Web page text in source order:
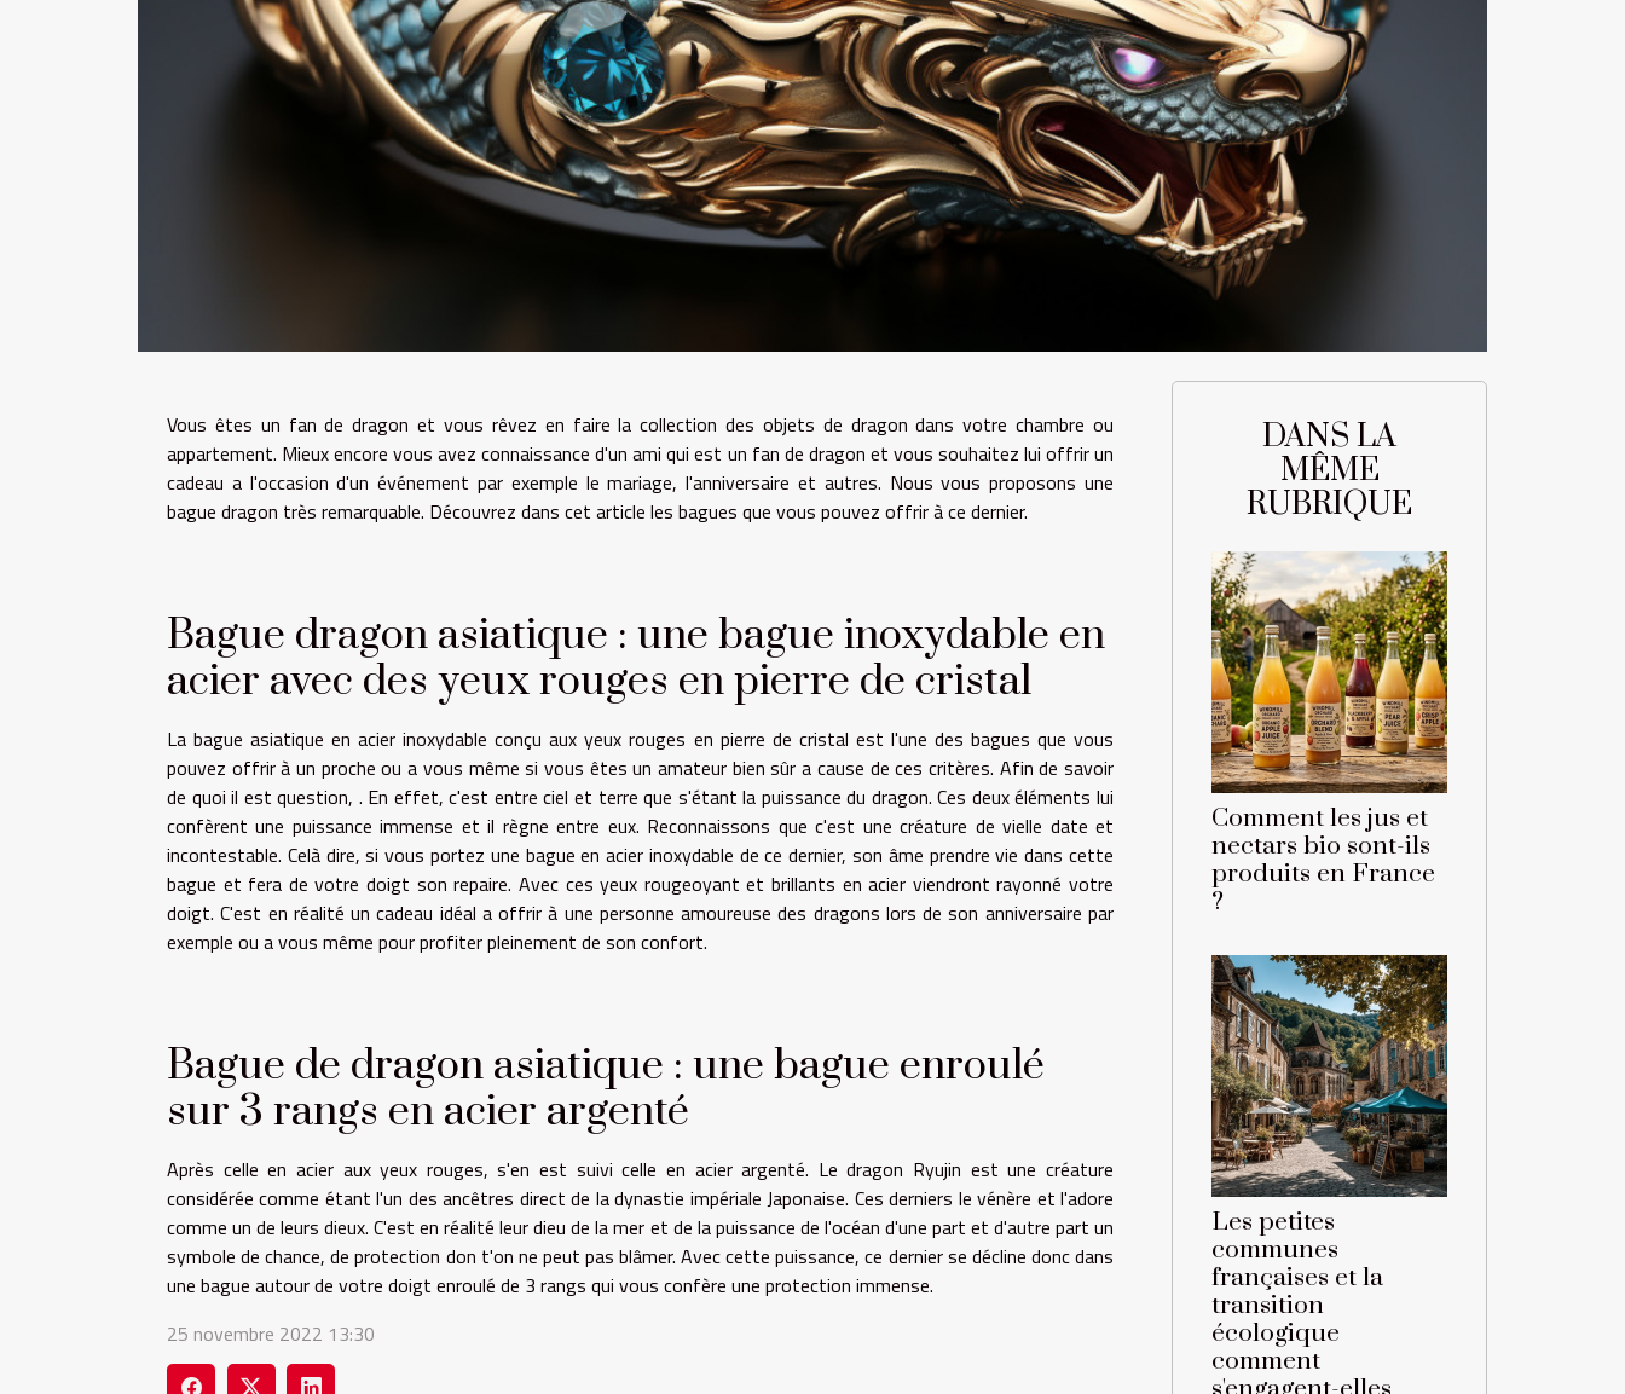
Vous êtes un fan de dragon et vous rêvez en faire la collection des objets de dragon dans votre chambre ou
appartement. Mieux encore vous avez connaissance d'un ami qui est un fan de dragon et vous souhaitez lui offrir un
cadeau a l'occasion d'un événement par exemple le mariage, l'anniversaire et autres. Nous vous proposons une
bague dragon très remarquable. Découvrez dans cet article les bagues que vous pouvez offrir à ce dernier.
Bague dragon asiatique : une bague inoxydable en
acier avec des yeux rouges en pierre de cristal
La bague asiatique en acier inoxydable conçu aux yeux rouges en pierre de cristal est l'une des bagues que vous
pouvez offrir à un proche ou a vous même si vous êtes un amateur bien sûr a cause de ces critères. Afin de savoir
de quoi il est question, . En effet, c'est entre ciel et terre que s'étant la puissance du dragon. Ces deux éléments lui
confèrent une puissance immense et il règne entre eux. Reconnaissons que c'est une créature de vielle date et
incontestable. Celà dire, si vous portez une bague en acier inoxydable de ce dernier, son âme prendre vie dans cette
bague et fera de votre doigt son repaire. Avec ces yeux rougeoyant et brillants en acier viendront rayonné votre
doigt. C'est en réalité un cadeau idéal a offrir à une personne amoureuse des dragons lors de son anniversaire par
exemple ou a vous même pour profiter pleinement de son confort.
Bague de dragon asiatique : une bague enroulé
sur 3 rangs en acier argenté
Après celle en acier aux yeux rouges, s'en est suivi celle en acier argenté. Le dragon Ryujin est une créature
considérée comme étant l'un des ancêtres direct de la dynastie impériale Japonaise. Ces derniers le vénère et l'adore
comme un de leurs dieux. C'est en réalité leur dieu de la mer et de la puissance de l'océan d'une part et d'autre part un
symbole de chance, de protection don t'on ne peut pas blâmer. Avec cette puissance, ce dernier se décline donc dans
une bague autour de votre doigt enroulé de 3 rangs qui vous confère une protection immense.
25 novembre 2022 13:30
DANS LA
MÊME
RUBRIQUE
Comment les jus et
nectars bio sont-ils
produits en France
?
Les petites
communes
françaises et la
transition
écologique
comment